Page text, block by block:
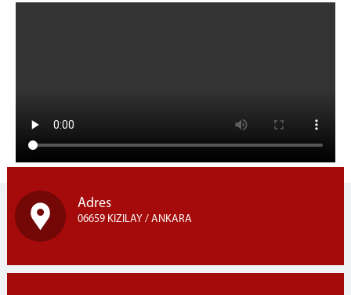
Adres
06659 KIZILAY / ANKARA